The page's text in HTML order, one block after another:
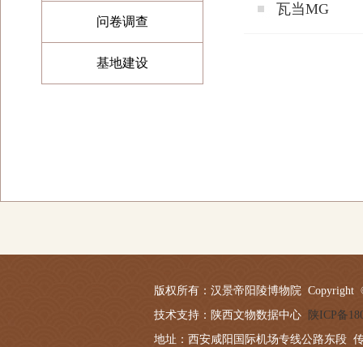
问卷调查
基地建设
瓦当MG
版权所有：汉景帝阳陵博物院 Copyright
技术支持：陕西文物数据中心 陕ICP备
地址：西安咸阳国际机场专线公路东段